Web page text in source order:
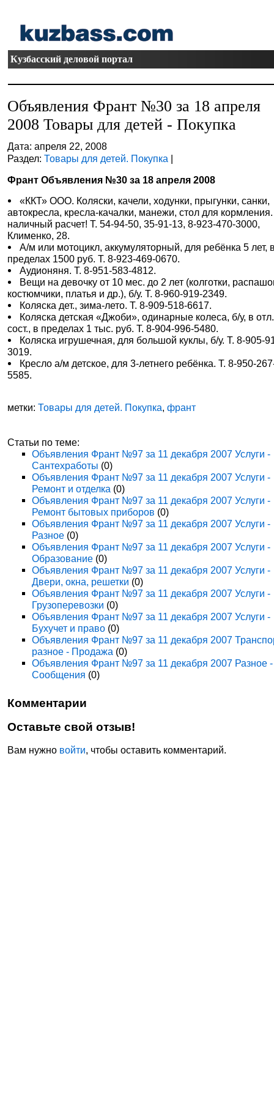
Кузбасский деловой портал
Объявления Франт №30 за 18 апреля
2008 Товары для детей - Покупка
Дата: апреля 22, 2008
Раздел:Товары для детей. Покупка |
Франт Объявления №30 за 18 апреля 2008
«ККТ» ООО. Коляски, качели, ходунки, прыгунки, санки,
автокресла, кресла-качалки, манежи, стол для
наличный расчет! Т. 54-94-50, 35-91-13, 8-923-470-3000,
Клименко, 28.
А/м или мотоцикл, аккумуляторный, для ребёнка 5 лет,
пределах 1500 руб. Т. 8-923-469-0670.
Аудионяня. Т. 8-951-583-4812.
Вещи на девочку от 10 мес. до 2 лет (колготки,
костюмчики, платья и др.), б/у. Т. 8-960-919-2349.
Коляска дет., зима-лето. Т. 8-909-518-6617.
Коляска детская «Джоби», одинарные колеса, б/у, в отл.
сост., в пределах 1 тыс. руб. Т. 8-904-996-5480.
Коляска игрушечная, для большой куклы, б/у. Т. 8-905-
3019.
Кресло а/м детское, для 3-летнего ребёнка. Т. 8-950-
5585.
метки:Товары для детей. Покупка,франт
Статьи по теме:
Объявления Франт №97 за 11 декабря 2007 Услуги -
Сантехработы (0)
Объявления Франт №97 за 11 декабря 2007 Услуги -
Ремонт и отделка (0)
Объявления Франт №97 за 11 декабря 2007 Услуги -
Ремонт бытовых приборов (0)
Объявления Франт №97 за 11 декабря 2007 Услуги -
Разное (0)
Объявления Франт №97 за 11 декабря 2007 Услуги -
Образование (0)
Объявления Франт №97 за 11 декабря 2007 Услуги -
Двери, окна, решетки (0)
Объявления Франт №97 за 11 декабря 2007 Услуги -
Грузоперевозки (0)
Объявления Франт №97 за 11 декабря 2007 Услуги -
Бухучет и право (0)
Объявления Франт №97 за 11 декабря 2007
разное - Продажа (0)
Объявления Франт №97 за 11 декабря 2007 Разное -
Сообщения (0)
Комментарии
Оставьте свой отзыв!
Вам нужно войти, чтобы оставить комментарий.